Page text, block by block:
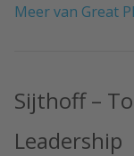
Meer van Great
Sijthoff –
Leadership